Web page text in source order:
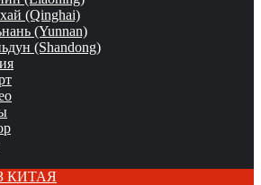
(Qinghai)
(Yunnan)
(Shandong)
КИТАЯ